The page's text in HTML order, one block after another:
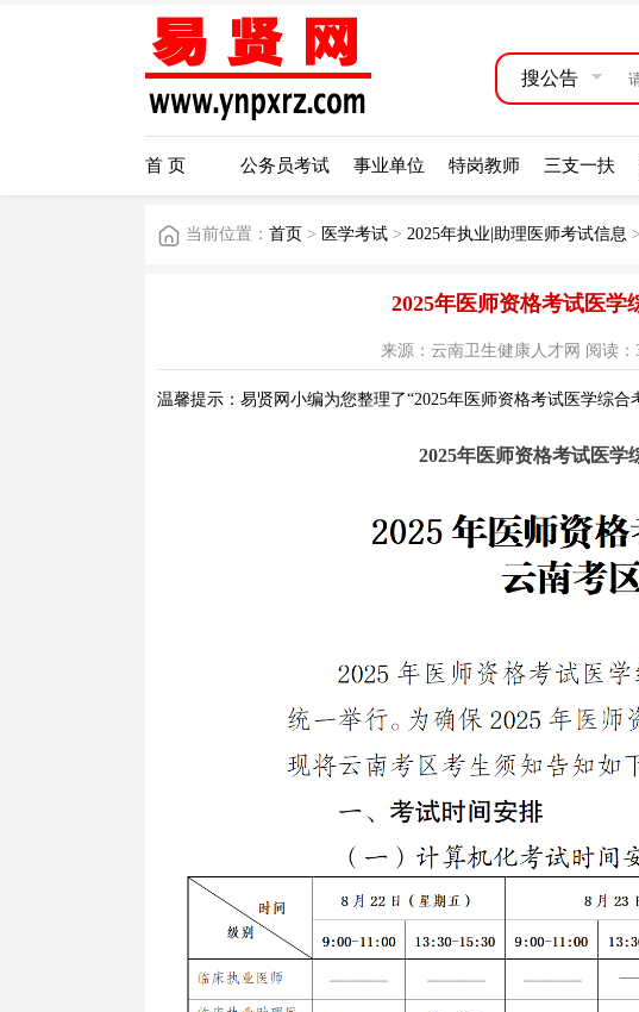
搜公告
首 页 公务员考试 事业单位 特岗教师 三支一扶
当前位置： 首页 > 医学考试 > 2025年执业|助理医师考试信息 >
2025年医师资格考试医学
来源：云南卫生健康人才网 阅读：
温馨提示：易贤网小编为您整理了“2025年医师资格考试医学综合
2025年医师资格考试医学